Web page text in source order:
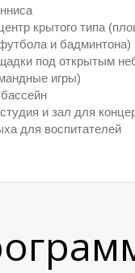
крытого типа
и бадминтона)
под открытым
игры)
и зал для
для воспитателей